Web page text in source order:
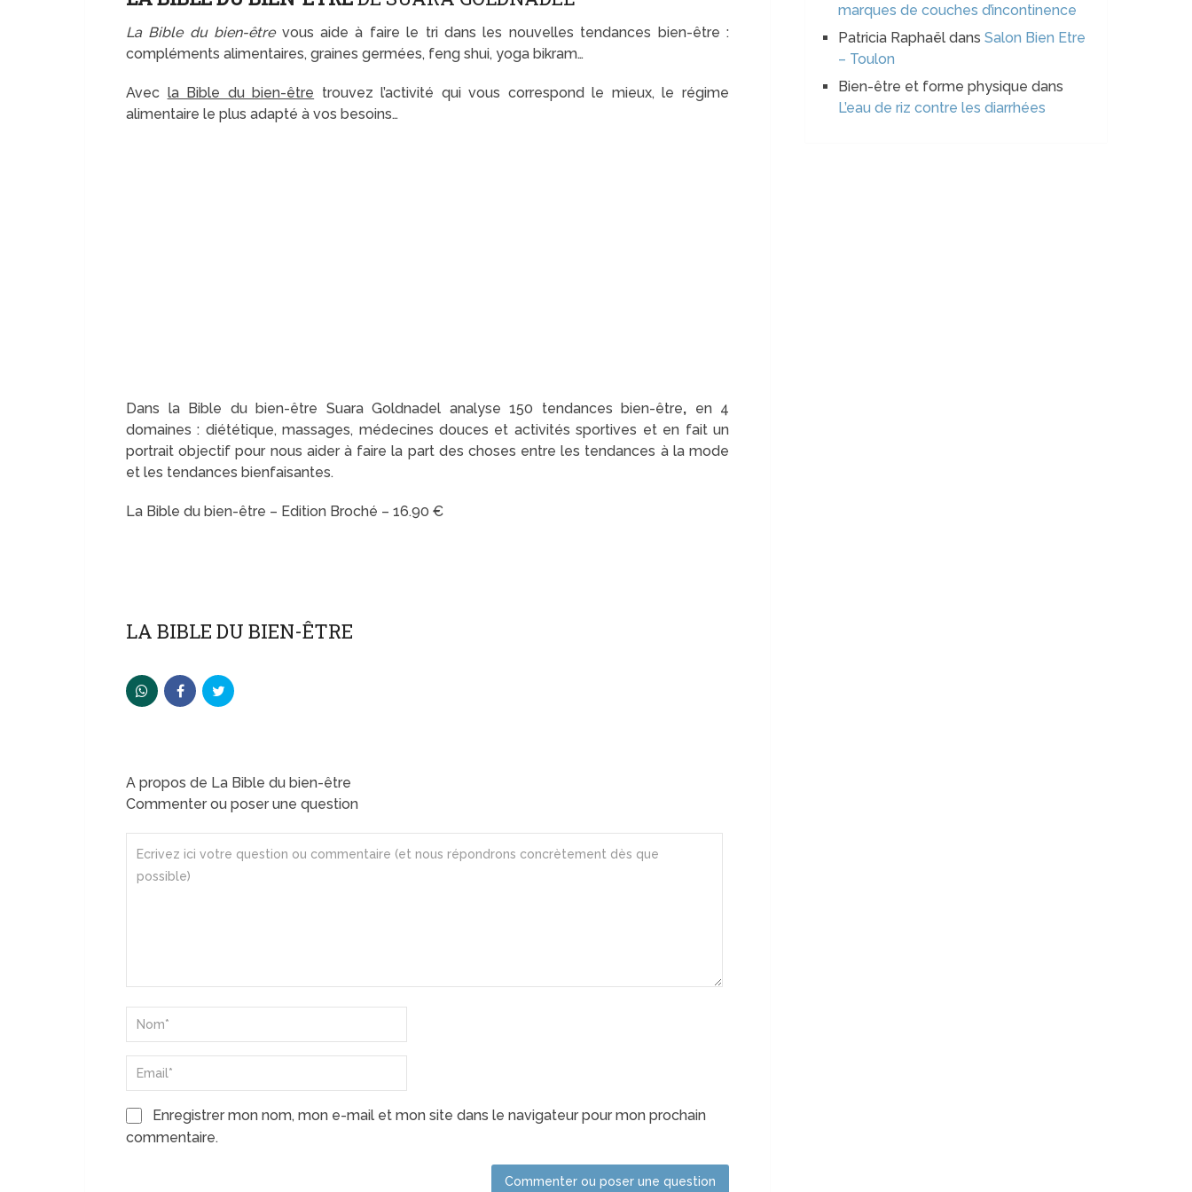
La Bible du bien-êtrevous aide à faire le tri dans les nouvelles tendances bien-être :
compléments alimentaires, graines germées, feng shui, yoga bikram…
Avec la Bible du bien-être trouvez l’activité qui vous correspond le mieux, le régime
alimentaire le plus adapté à vos besoins…
Dans la Bible du bien-être Suara Goldnadel analyse 150 tendances bien-être, en 4
domaines : diététique, massages, médecines douces et activités sportives et en fait un
portrait objectif pour nous aider à faire la part des choses entre les tendances à la mode
et les tendances bienfaisantes.
La Bible du bien-être – Edition Broché – 16.90 €
LA BIBLE DU BIEN-ÊTRE
A propos de La Bible du bien-être
Commenter ou poser une question
Enregistrer mon nom, mon e-mail et mon site dans le navigateur pour mon prochain
commentaire.
marques de couches d’incontinence
Patricia Raphaël dansSalon Bien Etre
– Toulon
Bien-être et forme physique dans
L’eau de riz contre les diarrhées